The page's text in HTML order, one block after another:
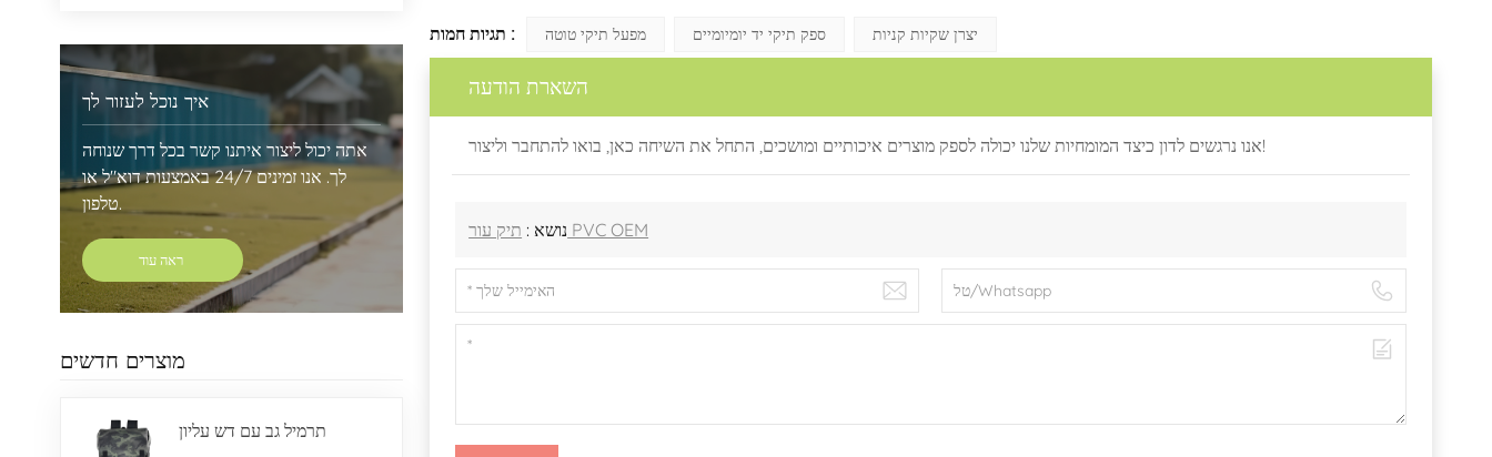
איך נוכל לעזור לך
אתה יכול ליצור איתנו קשר בכל דרך שנוחה
לך. אנו זמינים 24/7 באמצעות דוא"ל או
טלפון.
ראה עוד
מוצרים חדשים
תרמיל גב עם דש עליון
תגיות חמות : מפעל תיקי טוטה ספק תיקי יד יומיומיים יצרן שקיות קניות
השארת הודעה
אנו נרגשים לדון כיצד המומחיות שלנו יכולה לספק מוצרים איכותיים ומושכים, התחל את השיחה כאן, בואו להתחבר וליצור!
נושא : תיק עור PVC OEM